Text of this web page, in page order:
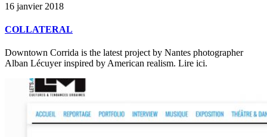
16 janvier 2018
COLLATERAL
Downtown Corrida is the latest project by Nantes photographer
Alban Lécuyer inspired by American realism. Lire ici.